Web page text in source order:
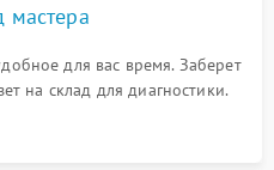
мастера
для вас время. Заберет
на склад для диагностики.